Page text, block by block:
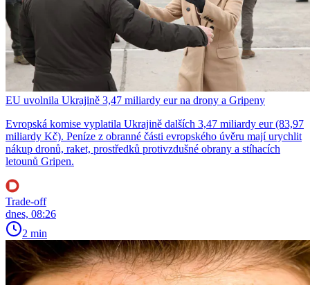
EU uvolnila Ukrajině 3,47 miliardy eur na drony a Gripeny
Evropská komise vyplatila Ukrajině dalších 3,47 miliardy eur (83,97
miliardy Kč). Peníze z obranné části evropského úvěru mají urychlit
nákup dronů, raket, prostředků protivzdušné obrany a stíhacích
letounů Gripen.
Trade-off
dnes, 08:26
2 min